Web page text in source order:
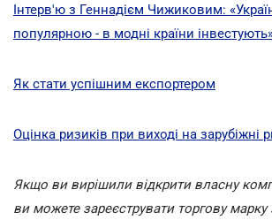
Інтерв'ю з Геннадієм Чижиковим:
популярною - в модні країни
Як стати успішним експортером
Оцінка ризиків при виході на зарубіжні
Якщо ви вирішили відкрити власну
ви можете зареєструвати торгову